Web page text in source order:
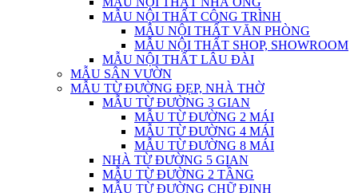
MẪU NỘI THẤT CÔNG TRÌNH
MẪU NỘI THẤT VĂN PHÒNG
MẪU NỘI THẤT SHOP, SHOWROOM
MẪU NỘI THẤT LÂU ĐÀI
MẪU SÂN VƯỜN
MẪU TỪ ĐƯỜNG ĐẸP, NHÀ THỜ
MẪU TỪ ĐƯỜNG 3 GIAN
MẪU TỪ ĐƯỜNG 2 MÁI
MẪU TỪ ĐƯỜNG 4 MÁI
MẪU TỪ ĐƯỜNG 8 MÁI
NHÀ TỪ ĐƯỜNG 5 GIAN
MẪU TỪ ĐƯỜNG 2 TẦNG
MẪU TỪ ĐƯỜNG CHỮ ĐINH